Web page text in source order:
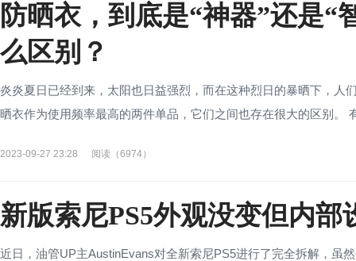
防晒衣，到底是“神器”还是“
么区别？
炎炎夏日已经到来，太阳也日益强烈，而在这种烈日的暴晒下，人
晒衣作为使用频率最高的两件单品，它们之间也存在很大的区别。
2023-09-27 23:28 阅读（6974）
新版索尼PS5外观没变但内部
近日，油管UP主AustinEvans对全新索尼PS5进行了完全拆解，虽